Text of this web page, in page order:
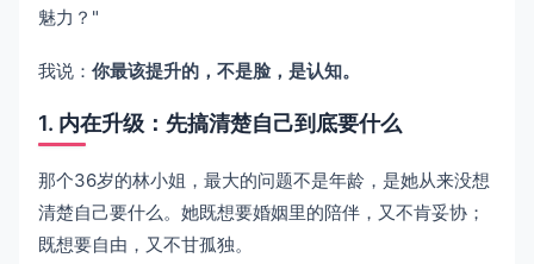
魅力？"
我说： 你最该提升的，不是脸，是认知。
1. 内在升级：先搞清楚自己到底要什么
那个36岁的林小姐，最大的问题不是年龄，是她从来没想
清楚自己要什么。她既想要婚姻里的陪伴，又不肯妥协；
既想要自由，又不甘孤独。